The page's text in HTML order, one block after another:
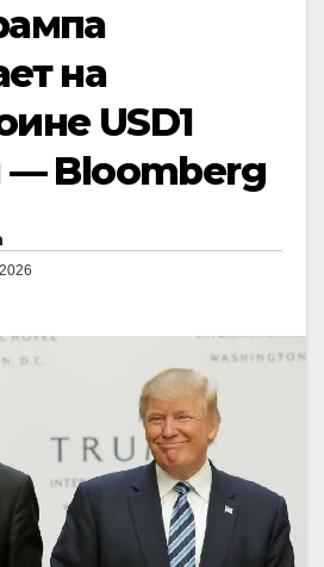
на
USD1
— Bloomberg